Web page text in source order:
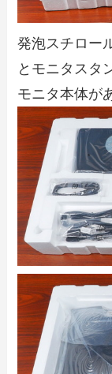
発泡スチロー
とモニタスタ
モニタ本体が